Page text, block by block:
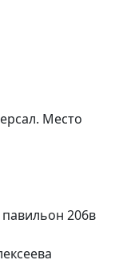
Место
206в